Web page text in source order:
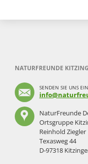
NATURFREUNDE
SENDEN SIE UNS
NaturFreunde
Ortsgruppe
Reinhold Ziegler
Texasweg 44
D-97318